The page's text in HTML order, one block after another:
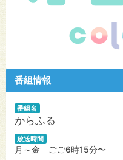
番組情報
番組名
からふる
放送時間
月～金 ごご6時15分〜